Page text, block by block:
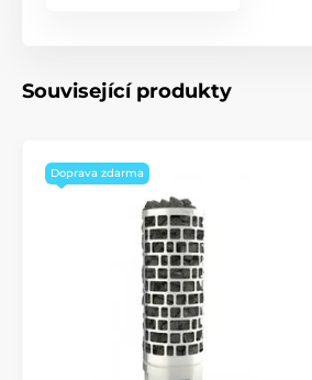
Související produkty
Doprava zdarma